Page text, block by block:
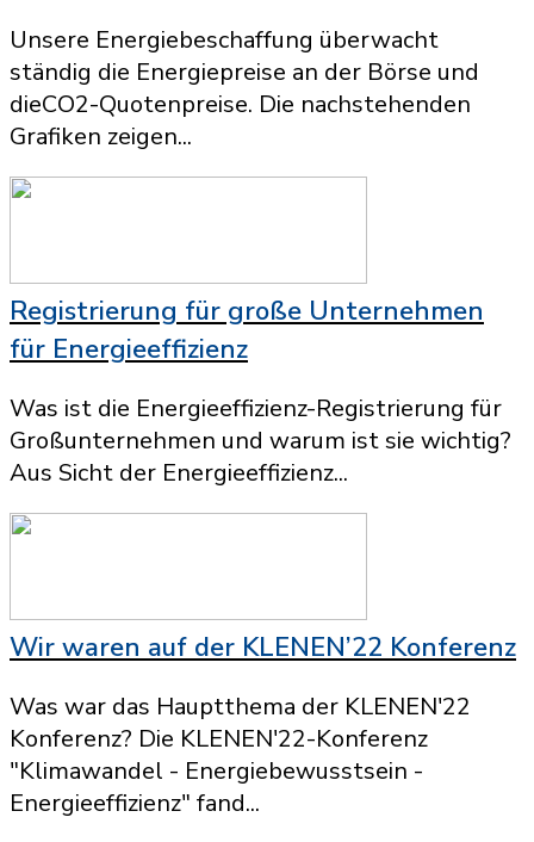
Unsere Energiebeschaffung überwacht
ständig die Energiepreise an der Börse und
dieCO2-Quotenpreise. Die nachstehenden
Grafiken zeigen...
Registrierung für große Unternehmen
für Energieeffizienz
Was ist die Energieeffizienz-Registrierung für
Großunternehmen und warum ist sie wichtig?
Aus Sicht der Energieeffizienz...
Wir waren auf der KLENEN’22 Konferenz
Was war das Hauptthema der KLENEN'22
Konferenz? Die KLENEN'22-Konferenz
"Klimawandel - Energiebewusstsein -
Energieeffizienz" fand...